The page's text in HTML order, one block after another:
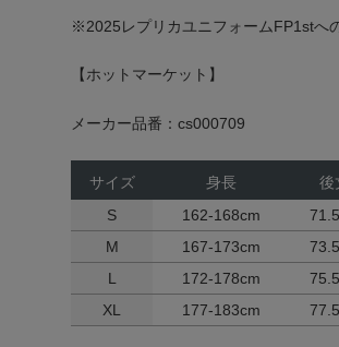
※2025レプリカユニフォームFP1stへ
【ホットマーケット】
メーカー品番：cs000709
サイズ 身長 後
S
162-168cm
M
167-173cm
L
172-178cm
XL
177-183cm